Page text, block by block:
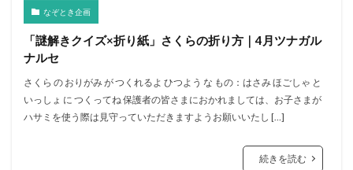
なぞとき企画
「謎解きクイズ×折り紙」さくらの折り方｜4月ツナガル
ナルセ
さくら の おりがみ が つくれるよ ひつよう な もの：はさみ ほごしゃ と
いっしょ に つくってね 保護者の皆さまにおかれましては、お子さまが
ハサミを使う際は見守っていただきますようお願いいたし […]
続きを読む